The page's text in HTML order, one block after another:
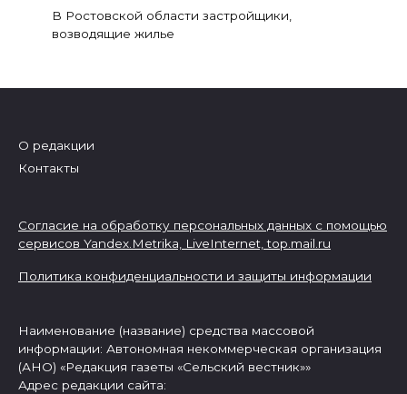
В Ростовской области застройщики,
возводящие жилье
О редакции
Контакты
Согласие на обработку персональных данных с помощью
сервисов Yandex.Metrika, LiveInternet,top.mail.ru
Политика конфиденциальности и защиты информации
Наименование (название) средства массовой
информации: Автономная некоммерческая организация
(АНО) «Редакция газеты «Сельский вестник»»
Адрес редакции сайта: